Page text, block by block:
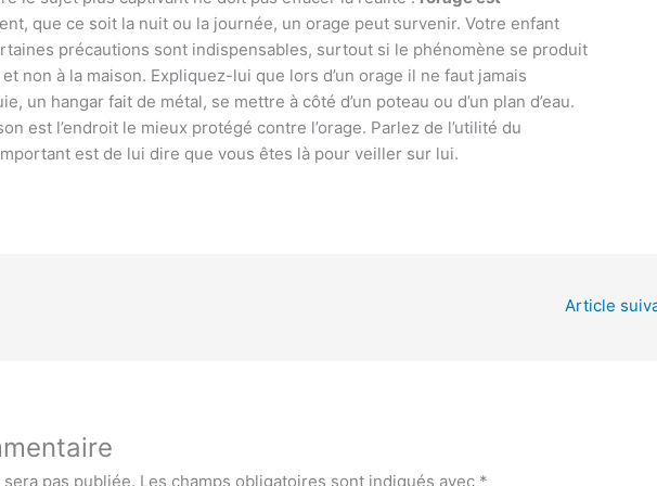
que ce soit la nuit ou la journée, un orage peut survenir. Votre enfant
précautions sont indispensables, surtout si le phénomène se produit
et non à la maison. Expliquez-lui que lors d’un orage il ne faut jamais
un hangar fait de métal, se mettre à côté d’un poteau ou d’un plan d’eau.
est l’endroit le mieux protégé contre l’orage. Parlez de l’utilité du
est de lui dire que vous êtes là pour veiller sur lui.
Article
pas publiée. Les champs obligatoires sont indiqués avec *